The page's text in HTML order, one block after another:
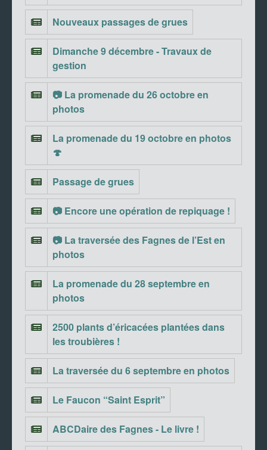
Nouveaux passages de grues
Dimanche 9 décembre - Travaux de
gestion
📷 La promenade du 26 octobre en
photos
La promenade du 19 octobre en photos
🍄
Passage de grues
📷 Encore une opération de repiquage !
📷 La traversée des Fagnes de l’Est en
photos
La promenade du 28 septembre en
photos
2500 plants d’éricacées plantées dans
les troubières !
La traversée du 6 septembre en photos
Le Faucon “Saint Esprit”
ABCDaire des Fagnes - Le livre !